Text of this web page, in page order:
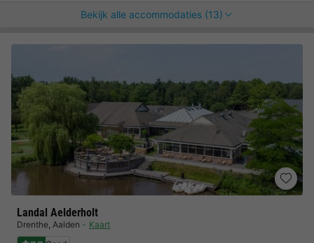
Bekijk alle accommodaties (13)
Landal Aelderholt
Drenthe, Aalden Kaart